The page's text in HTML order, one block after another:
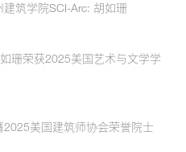
筑学院SCI-Arc: 胡如珊
珊荣获2025美国艺术与文学学
美国建筑师协会荣誉院士